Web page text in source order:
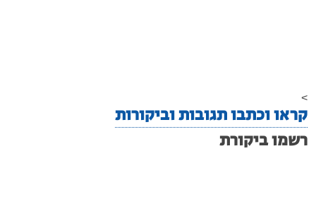
>
קראו וכתבו תגובות וביקורות
רשמו ביקורת